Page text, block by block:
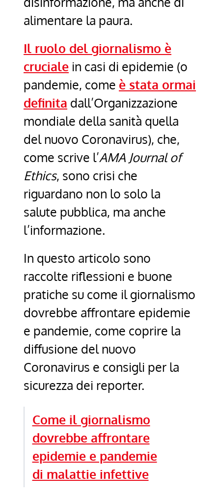
alimentare la paura.
Il ruolo del giornalismo è
cruciale in casi di epidemie (o
pandemie, come è stata ormai
definita dall’Organizzazione
mondiale della sanità quella
del nuovo Coronavirus), che,
come scrive l’AMA Journal of
Ethics, sono crisi che
riguardano non lo solo la
salute pubblica, ma anche
l’informazione.
In questo articolo sono
raccolte riflessioni e buone
pratiche su come il giornalismo
dovrebbe affrontare epidemie
e pandemie, come coprire la
diffusione del nuovo
Coronavirus e consigli per la
sicurezza dei reporter.
Come il giornalismo
dovrebbe affrontare
epidemie e pandemie
di malattie infettive